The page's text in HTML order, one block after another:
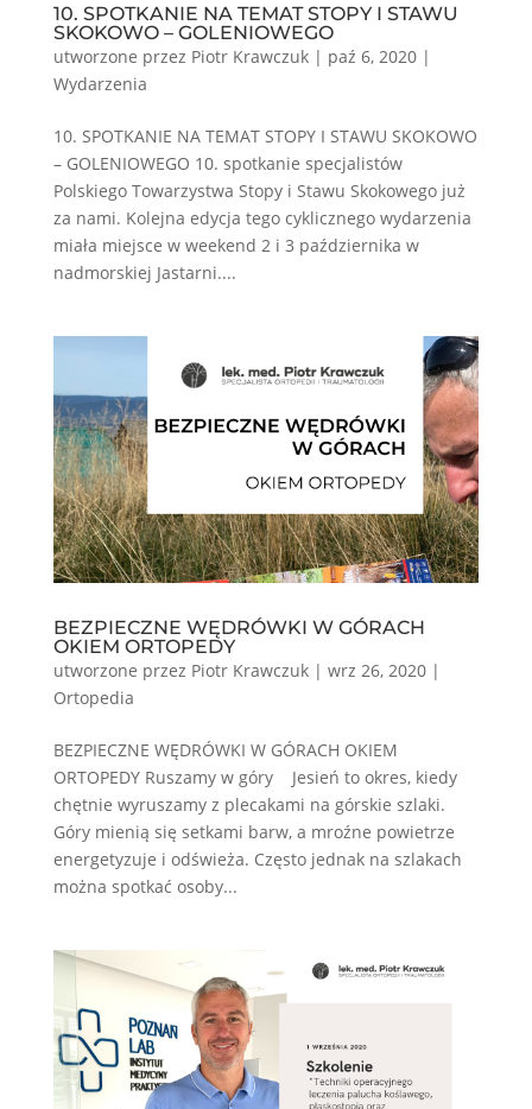
10. SPOTKANIE NA TEMAT STOPY I STAWU
SKOKOWO – GOLENIOWEGO
utworzone przez Piotr Krawczuk| paź 6, 2020|
Wydarzenia
10. SPOTKANIE NA TEMAT STOPY I STAWU SKOKOWO
– GOLENIOWEGO 10. spotkanie specjalistów
Polskiego Towarzystwa Stopy i Stawu Skokowego już
za nami. Kolejna edycja tego cyklicznego wydarzenia
miała miejsce w weekend 2 i 3 października w
nadmorskiej Jastarni....
BEZPIECZNE WĘDRÓWKI W GÓRACH
OKIEM ORTOPEDY
utworzone przez Piotr Krawczuk| wrz 26, 2020|
Ortopedia
BEZPIECZNE WĘDRÓWKI W GÓRACH OKIEM
ORTOPEDY Ruszamy w góry Jesień to okres, kiedy
chętnie wyruszamy z plecakami na górskie szlaki.
Góry mienią się setkami barw, a mroźne powietrze
energetyzuje i odświeża. Często jednak na szlakach
można spotkać osoby...